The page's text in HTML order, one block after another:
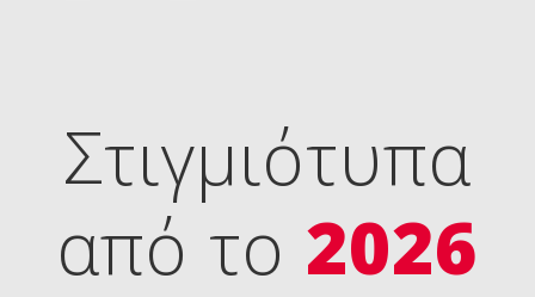
Στιγμιότυπα
από το 2026